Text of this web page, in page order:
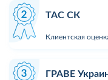
ТАС СК
Клиентская
ГРАВЕ